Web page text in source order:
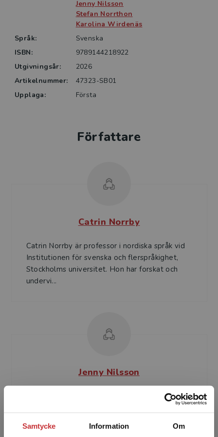
Samtycke Information Om
Jenny Nilsson
Stefan Norrthon
Karolina Wirdenäs
Språk:
Svenska
ISBN:
9789144218922
Utgivningsår:
2026
Artikelnummer:
47323-SB01
Upplaga:
Första
Författare
Catrin Norrby
Catrin Norrby är professor i nordiska språk vid
Institutionen för svenska och flerspråkighet,
Stockholms universitet. Hon har forskat och
undervi...
Jenny Nilsson
Jenny Nilsson är docent i nordiska språk och
verksam som forskare vid Institutet för språk
för intera...